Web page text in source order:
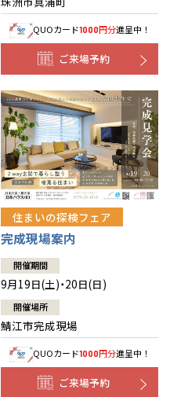
QUOカード1000円分進呈中！
ご来場予約
住まいの探検フェア
完成現場案内
開催期間
9月19日(土)・20日(日)
開催場所
鯖江市完成現場
QUOカード1000円分進呈中！
ご来場予約